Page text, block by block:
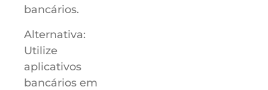
bancários.
Alternativa:
Utilize
aplicativos
bancários em